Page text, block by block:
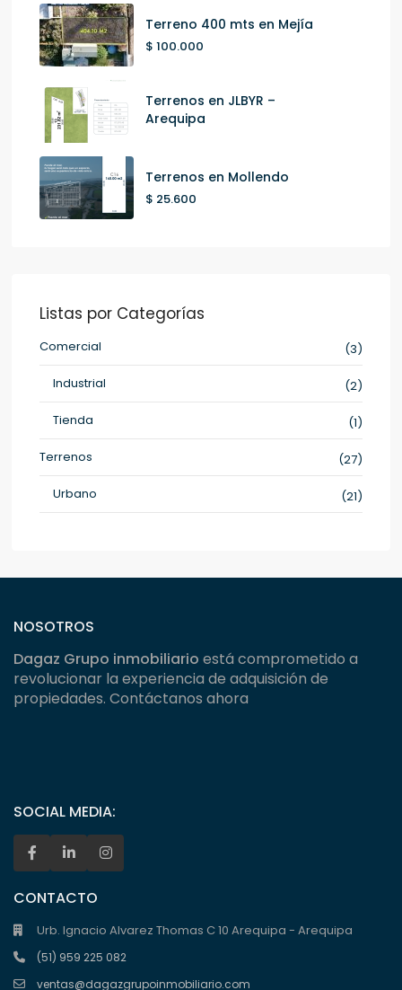
Terreno 400 mts en Mejía
$ 100.000
Terrenos en JLBYR –
Arequipa
Terrenos en Mollendo
$ 25.600
Listas por Categorías
Comercial
(3)
Industrial
(2)
Tienda
(1)
Terrenos
(27)
Urbano
(21)
NOSOTROS
Dagaz Grupo inmobiliario está comprometido a
revolucionar la experiencia de adquisición de
propiedades. Contáctanos ahora
SOCIAL MEDIA:
CONTACTO
Urb. Ignacio Alvarez Thomas C 10 Arequipa - Arequipa
(51) 959 225 082
ventas@dagazgrupoinmobiliario.com